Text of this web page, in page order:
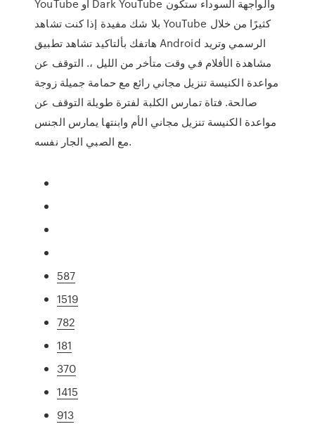
YouTube أو Dark YouTube والواجهة السوداء ستكون
بلا شك مفيدة إذا كنت تشاهد YouTube كثيرًا من خلال
هاتفك بألتاكيد تشاهد تطبيق Android الرسمي وتريد
مشاهدة الأفلام في وقت متأخر من الليل ،. التوقف عن
مواعدة الكنيسة تنزيل مجاني رائع مع حمامة جميلة زوجة
صالحة. فتاة تمارس الكلبة لفترة طويلة التوقف عن
مواعدة الكنيسة تنزيل مجاني الأم وابنتها يمارس الجنس
مع الصبي الجار نفسه.
587
1519
782
181
370
1415
913